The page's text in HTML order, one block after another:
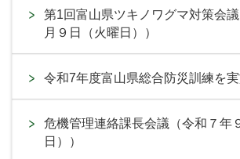
第1回富山県ツキノワグマ対策会
月９日（火曜日））
令和7年度富山県総合防災訓練を
危機管理連絡課長会議（令和７年
日））